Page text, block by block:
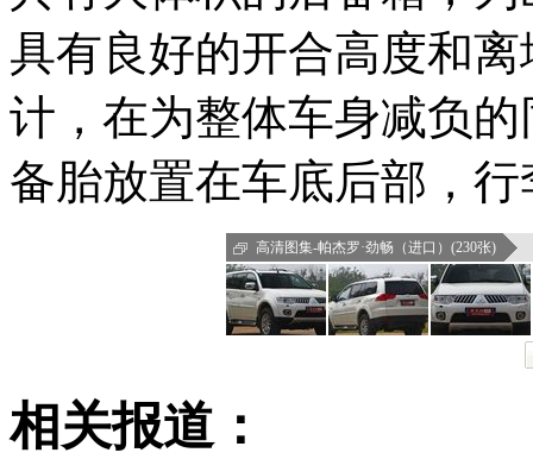
具有良好的开合高度和
计，在为整体车身减负
备胎放置在车底后部，
高清图集-帕杰罗·劲畅（进口）(230张)
相关报道：